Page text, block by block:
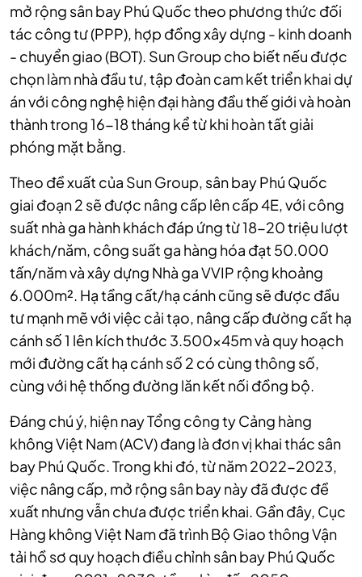
mở rộng sân bay Phú Quốc theo phương thức đối
tác công tư (PPP), hợp đồng xây dựng - kinh doanh
- chuyển giao (BOT). Sun Group cho biết nếu được
chọn làm nhà đầu tư, tập đoàn cam kết triển khai dự
án với công nghệ hiện đại hàng đầu thế giới và hoàn
thành trong 16-18 tháng kể từ khi hoàn tất giải
phóng mặt bằng.
Theo đề xuất của Sun Group, sân bay Phú Quốc
giai đoạn 2 sẽ được nâng cấp lên cấp 4E, với công
suất nhà ga hành khách đáp ứng từ 18-20 triệu lượt
khách/năm, công suất ga hàng hóa đạt 50.000
tấn/năm và xây dựng Nhà ga VVIP rộng khoảng
6.000m². Hạ tầng cất/hạ cánh cũng sẽ được đầu
tư mạnh mẽ với việc cải tạo, nâng cấp đường cất hạ
cánh số 1 lên kích thước 3.500x45m và quy hoạch
mới đường cất hạ cánh số 2 có cùng thông số,
cùng với hệ thống đường lăn kết nối đồng bộ.
Đáng chú ý, hiện nay Tổng công ty Cảng hàng
không Việt Nam (ACV) đang là đơn vị khai thác sân
bay Phú Quốc. Trong khi đó, từ năm 2022-2023,
việc nâng cấp, mở rộng sân bay này đã được đề
xuất nhưng vẫn chưa được triển khai. Gần đây, Cục
Hàng không Việt Nam đã trình Bộ Giao thông Vận
tải hồ sơ quy hoạch điều chỉnh sân bay Phú Quốc